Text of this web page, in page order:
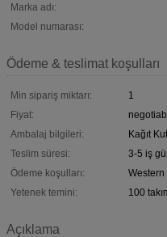
Marka adı:
Model numarası:
Ödeme & teslimat koşulları
Min sipariş miktarı:
1
Fiyat:
Ambalaj bilgileri:
Kağıt
Teslim süresi:
3-5 iş
Ödeme koşulları:
Western
Yetenek temini:
100
Açıklama